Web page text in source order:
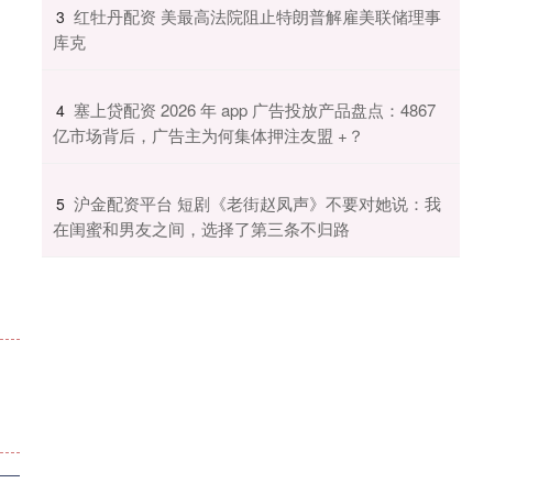
3 ​红牡丹配资 美最高法院阻止特朗普解雇美联储理事
库克
4 ​塞上贷配资 2026 年 app 广告投放产品盘点：4867
亿市场背后，广告主为何集体押注友盟 +？
5 ​沪金配资平台 短剧《老街赵凤声》不要对她说：我
在闺蜜和男友之间，选择了第三条不归路